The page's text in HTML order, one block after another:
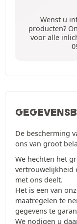
Wenst u
producten?
voor alle
De bescherming
ons van groot
We hechten het
vertrouwelijkheid
met ons deelt.
Het is een van
maatregelen te
gegevens te
We nodigen u